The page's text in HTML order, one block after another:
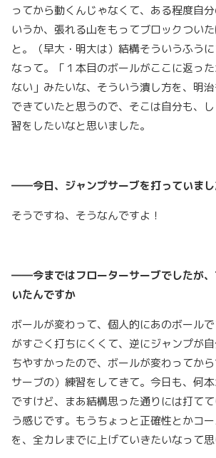
ってから動くんじゃなくて、ある程度自
いうか、張れる山をもってブロックつい
と。（早大・明大は）結構そういうふう
なって。「１本目のボールがここに返っ
ない」みたいな、そういう潰し方を、明
できていたと思うので、そこは自分も、
習をしたいなと思いました。
――今日、ジャンプサーブを打っていま
そうですね、そうなんですよ！
――今まではフローターサーブでしたが、
いたんですか
ボールが変わって、個人的にあのボール
がすごく打ちにくくて、逆にジャンプが
ちやすかったので、ボールが変わってか
サーブの）練習をしてきて。今日も、何
ですけど、まあ結構思った通りには打て
う感じです。もうちょっと正確性とかコ
を、全カレまでに上げていきたいなって思